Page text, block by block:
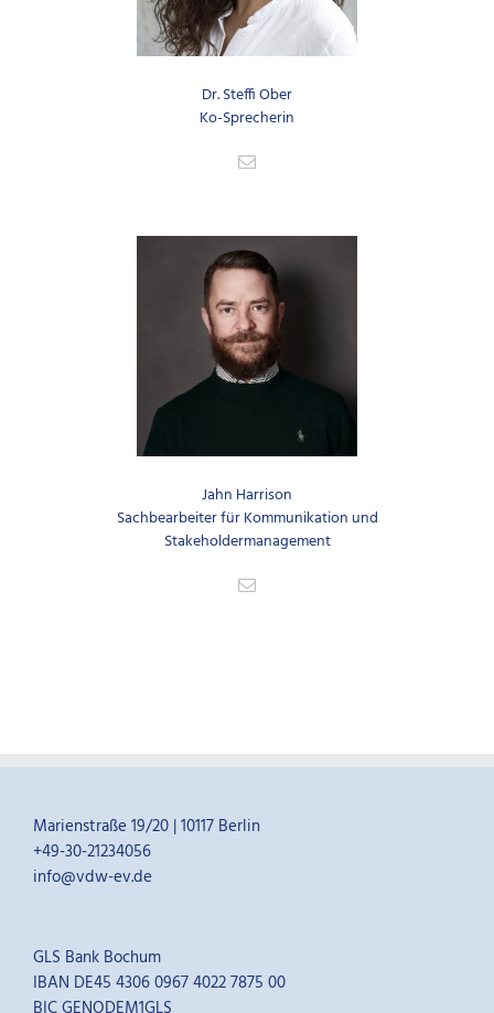
Dr. Steffi Ober
Ko-Sprecherin
Jahn Harrison
Sachbearbeiter für Kommunikation und
Stakeholdermanagement
Marienstraße 19/20 | 10117 Berlin
+49-30-21234056
info@vdw-ev.de
GLS Bank Bochum
IBAN DE45 4306 0967 4022 7875 00